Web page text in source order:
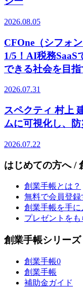
2026.08.05
CFOne（シフォ
1/5！AI税務SaaS
できる社会を目指
2026.07.31
スペクティ 村上
ムに可視化し、
2026.07.22
はじめての方へ /
創業手帳とは？
無料で会員登録
創業手帳を手に
プレゼントをも
創業手帳シリーズ
創業手帳0
創業手帳
補助金ガイド